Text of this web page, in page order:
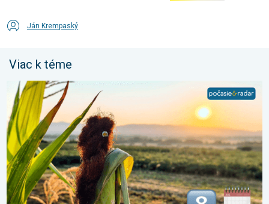
Ján Krempaský
Viac k téme
Stabilné leto alebo i nefalšovaná jeseň. Mesiac august. . .